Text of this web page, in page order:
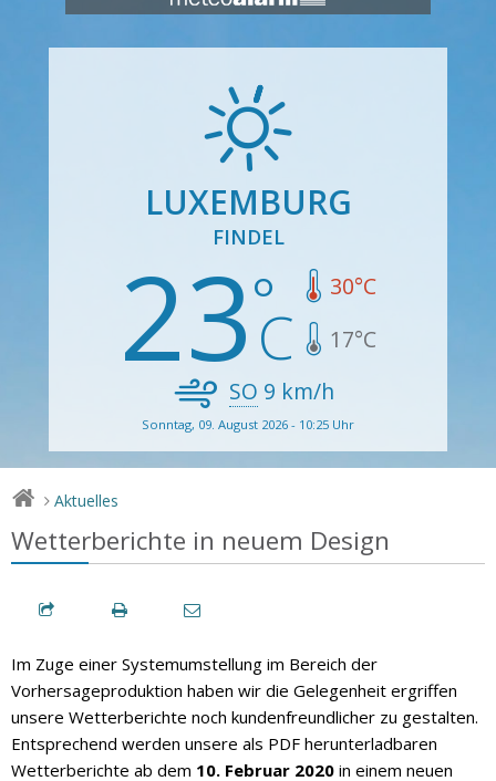
LUXEMBURG
FINDEL
23 30°C
17°C
SO 9 km/h
Sonntag, 09. August 2026 - 10:25 Uhr
> Aktuelles
Wetterberichte in neuem Design
Im Zuge einer Systemumstellung im Bereich der
Vorhersageproduktion haben wir die Gelegenheit ergriffen
unsere Wetterberichte noch kundenfreundlicher zu gestalten.
Entsprechend werden unsere als PDF herunterladbaren
Wetterberichte ab dem 10. Februar 2020 in einem neuen